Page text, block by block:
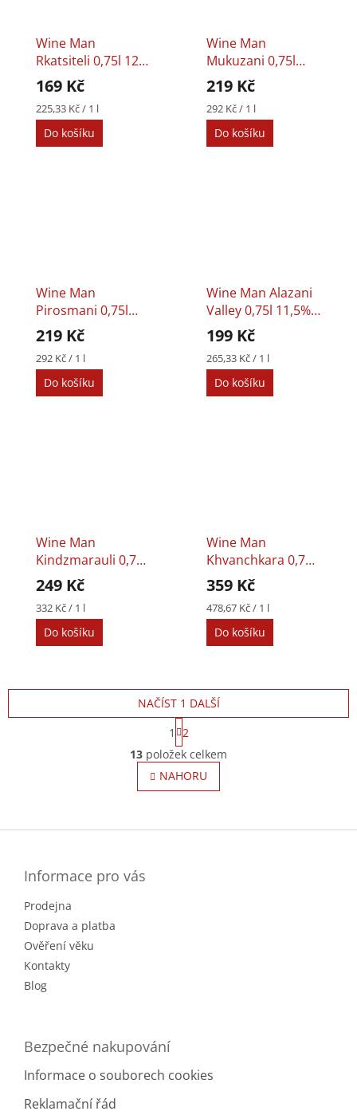
Wine Man
Rkatsiteli 0,75l 12%
Dry White Wine
169 Kč
Měrná
cena:
225,33 Kč / 1 l
Do košíku
Wine Man
Mukuzani 0,75l
12,5% Dry Red
Wine
219 Kč
Měrná
cena:
292 Kč / 1 l
Do košíku
Wine Man
Pirosmani 0,75l
11,5% Semi Dry
Red Wine
219 Kč
Měrná
cena:
292 Kč / 1 l
Do košíku
Wine Man Alazani
Valley 0,75l 11,5%
Semi Sweet White
Wine
199 Kč
Měrná
cena:
265,33 Kč / 1 l
Do košíku
Wine Man
Kindzmarauli 0,75l
11,5% Semi Sweet
Red Wine
249 Kč
Měrná
cena:
332 Kč / 1 l
Do košíku
Wine Man
Khvanchkara 0,75l
12% Semi Sweet
Red Wine
359 Kč
Měrná
cena:
478,67 Kč / 1 l
Do košíku
O
v
l
á
NAČÍST 1 DALŠÍ
S
t
r
á
n
k
á
1
2
13 položek celkem
NAHORU
Informace pro vás
Prodejna
Doprava a platba
Ověření věku
Kontakty
Blog
Bezpečné nakupování
Informace o souborech cookies
Reklamační řád